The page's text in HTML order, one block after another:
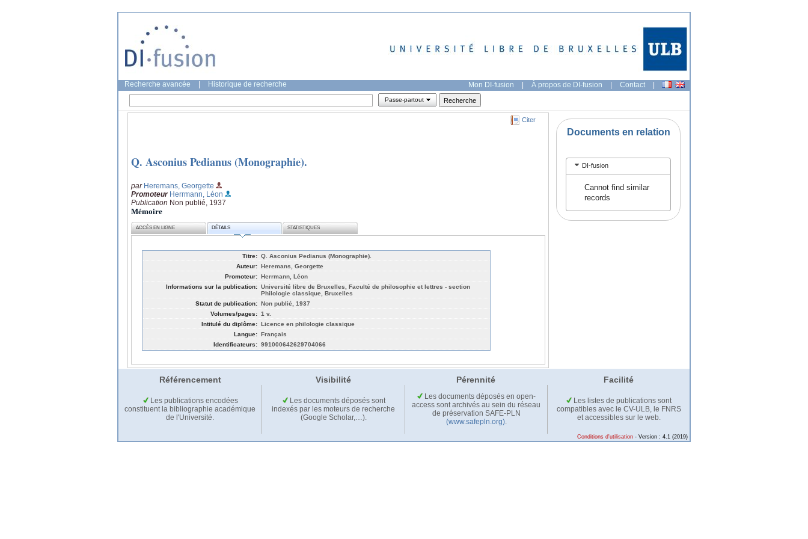
Recherche avancée Historique de recherche Mon DI-fusion | À propos de DI-fusion | Contact |
Passe-partout
Citer
Q. Asconius Pedianus (Monographie).
par Heremans, Georgette
Promoteur Herrmann, Léon
Publication Non publié, 1937
Mémoire
ACCÈS EN LIGNE DÉTAILS STATISTIQUES
Titre: Q. Asconius Pedianus (Monographie).
Auteur: Heremans, Georgette
Promoteur: Herrmann, Léon
Informations sur la publication: Université libre de Bruxelles, Faculté de philosophie et lettres - section
Philologie classique, Bruxelles
Statut de publication: Non publié, 1937
Volumes/pages: 1 v.
Intitulé du diplôme: Licence en philologie classique
Langue: Français
Identificateurs: 991000642629704066
Documents en relation
DI-fusion
Cannot find similar
records
Référencement Visibilité Pérennité Facilité
Les publications encodées
constituent la bibliographie académique
de l'Université.
Les documents déposés sont
indexés par les moteurs de recherche
(Google Scholar,…).
Les documents déposés en open-
access sont archivés au sein du réseau
de préservation SAFE-PLN
(www.safepln.org).
Les listes de publications sont
compatibles avec le CV-ULB, le FNRS
et accessibles sur le web.
Conditions d'utilisation - Version : 4.1 (2019)